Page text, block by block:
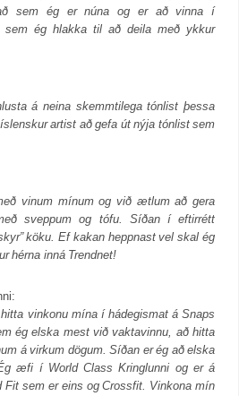
sem ég er núna og er að vinna í
sem ég hlakka til að deila með ykkur
á neina skemmtilega tónlist þessa
artist að gefa út nýja tónlist sem
vinum mínum og við ætlum að gera
sveppum og tófu. Síðan í eftirrétt
köku. Ef kakan heppnast vel skal ég
hérna inná Trendnet!
vinkonu mína í hádegismat á Snaps
ég elska mest við vaktavinnu, að hitta
á virkum dögum. Síðan er ég að elska
æfi í World Class Kringlunni og er á
Fit sem er eins og Crossfit. Vinkona mín